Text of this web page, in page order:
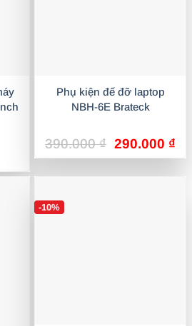
₫.
Phụ kiện đế đỡ laptop
NBH-6E Brateck
390.000₫ Giá
gốc
290.000 ₫
-10%